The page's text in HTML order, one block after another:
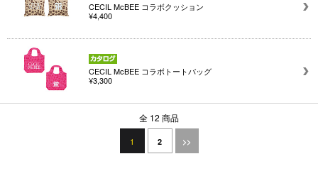
CECIL McBEE コラボクッション
¥4,400
CECIL McBEE コラボトートバッグ
¥3,300
全 12 商品
1 2 >>